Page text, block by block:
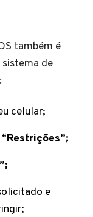
também é
de
celular;
Restrições”;
e